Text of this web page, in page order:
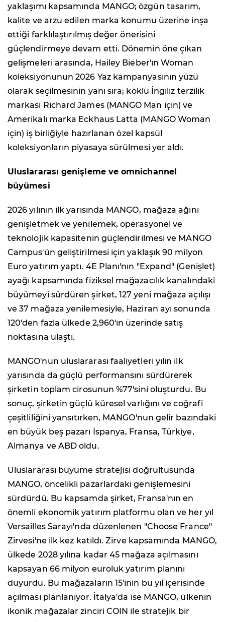
yaklaşımı kapsamında MANGO; özgün tasarım,
kalite ve arzu edilen marka konumu üzerine inşa
ettiği farklılaştırılmış değer önerisini
güçlendirmeye devam etti. Dönemin öne çıkan
gelişmeleri arasında, Hailey Bieber'ın Woman
koleksiyonunun 2026 Yaz kampanyasının yüzü
olarak seçilmesinin yanı sıra; köklü İngiliz terzilik
markası Richard James (MANGO Man için) ve
Amerikalı marka Eckhaus Latta (MANGO Woman
için) iş birliğiyle hazırlanan özel kapsül
koleksiyonların piyasaya sürülmesi yer aldı.
Uluslararası genişleme ve omnichannel
büyümesi
2026 yılının ilk yarısında MANGO, mağaza ağını
genişletmek ve yenilemek, operasyonel ve
teknolojik kapasitenin güçlendirilmesi ve MANGO
Campus'ün geliştirilmesi için yaklaşık 90 milyon
Euro yatırım yaptı. 4E Planı'nın "Expand" (Genişlet)
ayağı kapsamında fiziksel mağazacılık kanalındaki
büyümeyi sürdüren şirket, 127 yeni mağaza açılışı
ve 37 mağaza yenilemesiyle, Haziran ayı sonunda
120'den fazla ülkede 2,960'ın üzerinde satış
noktasına ulaştı.
MANGO'nun uluslararası faaliyetleri yılın ilk
yarısında da güçlü performansını sürdürerek
şirketin toplam cirosunun %77'sini oluşturdu. Bu
sonuç, şirketin güçlü küresel varlığını ve coğrafi
çeşitliliğini yansıtırken, MANGO'nun gelir bazındaki
en büyük beş pazarı İspanya, Fransa, Türkiye,
Almanya ve ABD oldu.
Uluslararası büyüme stratejisi doğrultusunda
MANGO, öncelikli pazarlardaki genişlemesini
sürdürdü. Bu kapsamda şirket, Fransa'nın en
önemli ekonomik yatırım platformu olan ve her yıl
Versailles Sarayı'nda düzenlenen "Choose France"
Zirvesi'ne ilk kez katıldı. Zirve kapsamında MANGO,
ülkede 2028 yılına kadar 45 mağaza açılmasını
kapsayan 66 milyon euroluk yatırım planını
duyurdu. Bu mağazaların 15'inin bu yıl içerisinde
açılması planlanıyor. İtalya'da ise MANGO, ülkenin
ikonik mağazalar zinciri COIN ile stratejik bir